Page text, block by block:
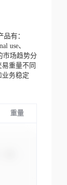
有：
use、
市场趋势分
重量不同
务稳定
重量